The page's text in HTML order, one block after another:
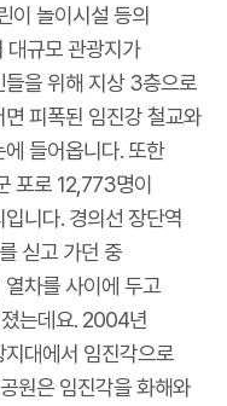
이 놀이시설 등의
대규모 관광지가
을 위해 지상 3층으로
피폭된 임진강 철교와
들어옵니다. 또한
포로 12,773명이
니다. 경의선 장단역
싣고 가던 중
차를 사이에 두고
는데요. 2004년
대에서 임진각으로
원은 임진각을 화해와